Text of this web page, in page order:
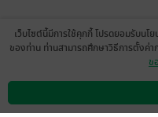
ดาวน์โหลดแอป
เว็บไซต์นี้มีการใช้คุกกี้ โปรดยอมรับน
ของท่าน ท่านสามารถศึกษาวิธีการตั้งค่
ข